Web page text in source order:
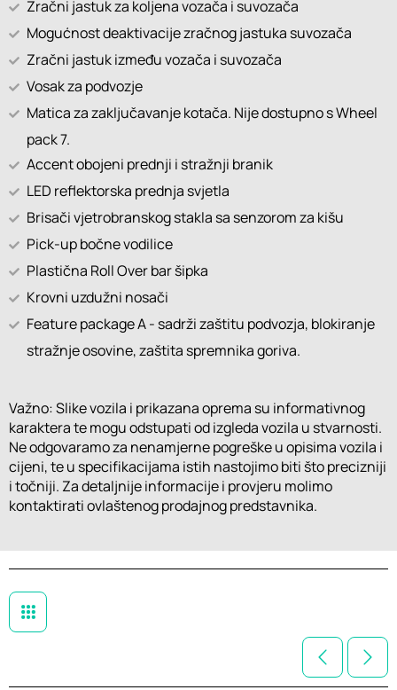
Zračni jastuk za koljena vozača i suvozača
Mogućnost deaktivacije zračnog jastuka suvozača
Zračni jastuk između vozača i suvozača
Vosak za podvozje
Matica za zaključavanje kotača. Nije dostupno s Wheel
pack 7.
Accent obojeni prednji i stražnji branik
LED reflektorska prednja svjetla
Brisači vjetrobranskog stakla sa senzorom za kišu
Pick-up bočne vodilice
Plastična Roll Over bar šipka
Krovni uzdužni nosači
Feature package A - sadrži zaštitu podvozja, blokiranje
stražnje osovine, zaštita spremnika goriva.
Važno: Slike vozila i prikazana oprema su informativnog
karaktera te mogu odstupati od izgleda vozila u stvarnosti.
Ne odgovaramo za nenamjerne pogreške u opisima vozila i
cijeni, te u specifikacijama istih nastojimo biti što precizniji
i točniji. Za detaljnije informacije i provjeru molimo
kontaktirati ovlaštenog prodajnog predstavnika.